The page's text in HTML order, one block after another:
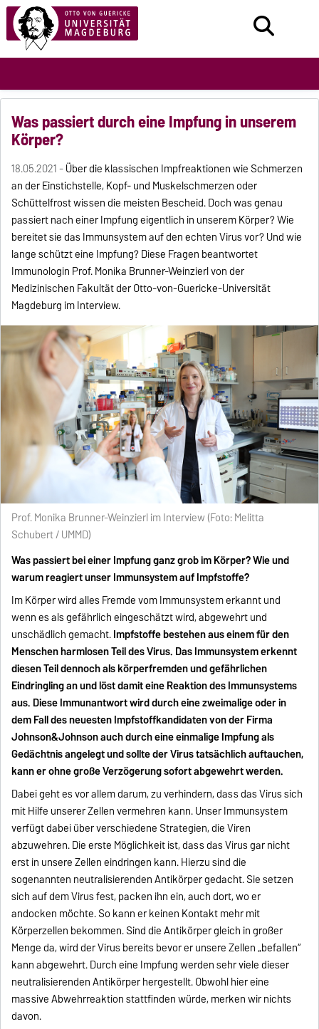
Was passiert durch eine Impfung in unserem
Körper?
18.05.2021 -Über die klassischen Impfreaktionen wie Schmerzen
an der Einstichstelle, Kopf- und Muskelschmerzen oder
Schüttelfrost wissen die meisten Bescheid. Doch was genau
passiert nach einer Impfung eigentlich in unserem Körper? Wie
bereitet sie das Immunsystem auf den echten Virus vor? Und wie
lange schützt eine Impfung? Diese Fragen beantwortet
Immunologin Prof. Monika Brunner-Weinzierl von der
Medizinischen Fakultät der Otto-von-Guericke-Universität
Magdeburg im Interview.
Prof. Monika Brunner-Weinzierl im Interview (Foto: Melitta
Schubert / UMMD)
Was passiert bei einer Impfung ganz grob im Körper? Wie und
warum reagiert unser Immunsystem auf Impfstoffe?
Im Körper wird alles Fremde vom Immunsystem erkannt und
wenn es als gefährlich eingeschätzt wird, abgewehrt und
unschädlich gemacht.Impfstoffe bestehen aus einem für den
Menschen harmlosen Teil des Virus. Das Immunsystem erkennt
diesen Teil dennoch als körperfremden und gefährlichen
Eindringling an und löst damit eine Reaktion des Immunsystems
aus. Diese Immunantwort wird durch eine zweimalige oder in
dem Fall des neuesten Impfstoffkandidaten von der Firma
Johnson&Johnson auch durch eine einmalige Impfung als
Gedächtnis angelegt und sollte der Virus tatsächlich auftauchen,
kann er ohne große Verzögerung sofort abgewehrt werden.
Dabei geht es vor allem darum, zu verhindern, dass das Virus sich
mit Hilfe unserer Zellen vermehren kann. Unser Immunsystem
verfügt dabei über verschiedene Strategien, die Viren
abzuwehren. Die erste Möglichkeit ist, dass das Virus gar nicht
erst in unsere Zellen eindringen kann. Hierzu sind die
sogenannten neutralisierenden Antikörper gedacht. Sie setzen
sich auf dem Virus fest, packen ihn ein, auch dort, wo er
andocken möchte. So kann er keinen Kontakt mehr mit
Körperzellen bekommen. Sind die Antikörper gleich in großer
Menge da, wird der Virus bereits bevor er unsere Zellen „befallen“
kann abgewehrt. Durch eine Impfung werden sehr viele dieser
neutralisierenden Antikörper hergestellt. Obwohl hier eine
massive Abwehrreaktion stattfinden würde, merken wir nichts
davon.